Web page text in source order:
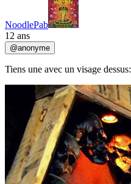
NoodlePab
12 ans
@anonyme
Tiens une avec un visage dessus: